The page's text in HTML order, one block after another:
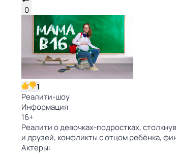
0
1
Реалити-шоу
Информация
16+
Реалити о девочках-подростках,
и друзей, конфликты с отцом ребёнка,
Актеры: